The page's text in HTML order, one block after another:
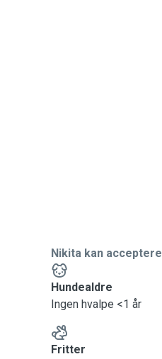
Nikita kan acceptere
Hundealdre
Ingen hvalpe <1 år
Fritter